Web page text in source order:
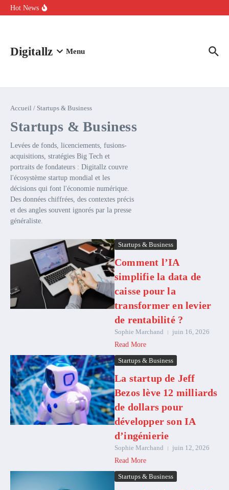
Aller au contenu
Hot News
Comment l’IA simplifie la data de caisse pour la transformer en
Digitallz Menu
Accueil / Startups & Business
Startups & Business
Levées de fonds, licenciements, fusions-
acquisitions, stratégies Big Tech et
portraits de fondateurs : Digitallz couvre
l'écosystème startup mondial et les
décisions qui font l'économie numérique.
Des données chiffrées, des contextes précis
et des angles souvent ignorés par la presse
généraliste.
Startups & Business
Comment l’IA
simplifie la data de
caisse pour la
transformer en levier
de rentabilité ?
Sophie Marchand
juin 16, 2026
Read More
Startups & Business
La startup de Jeff
Bezos lève 12 milliards
de dollars pour
développer son IA
d’ingénierie
Sophie Marchand
juin 12, 2026
Read More
Startups & Business